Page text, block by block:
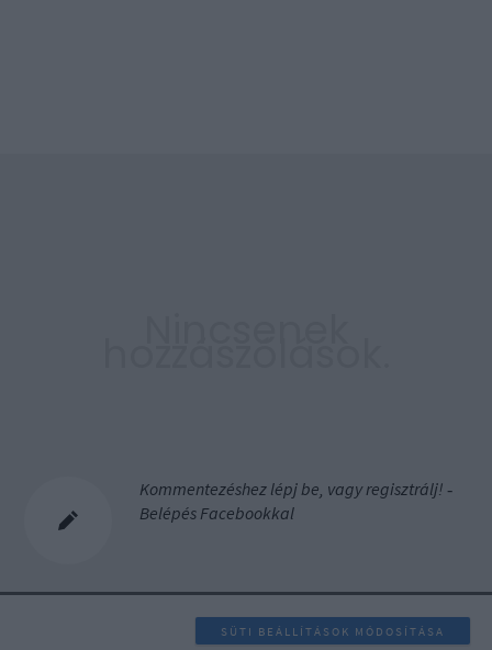
Kommentezéshez lépj be, vagyregisztrálj! ‐
Belépés Facebookkal
SÜTI BEÁLLÍTÁSOK MÓDOSÍTÁSA